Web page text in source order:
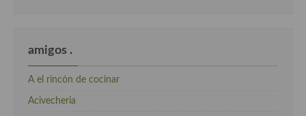
amigos .
A el rincón de cocinar
Acivecheria